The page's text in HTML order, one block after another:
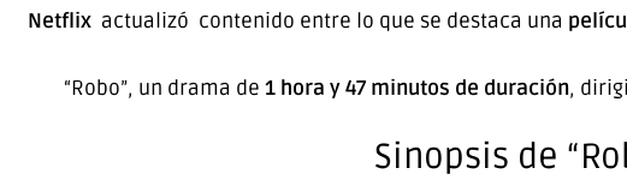
Netflix actualizó contenido entre lo que se destaca una
“Robo”, un drama de 1 hora y 47 minutos de duración,
Sinopsis de